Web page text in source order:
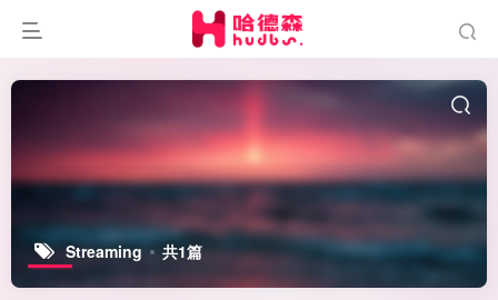
Streaming 共1篇